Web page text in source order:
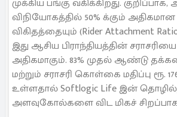
விநியோகத்தில் 50% க்கும்
விகிதத்தையும் (Rider Attachment
இது ஆசிய பிராந்தியத்தின்
அதிகமாகும். 83% முதல் ஆண்டு
மற்றும் சராசரி கொள்கை மதிப்பு ரூ.
உள்ளதால் Softlogic Life இன்
அளவுகோல்களை விட மிகச் சிறப்பாக